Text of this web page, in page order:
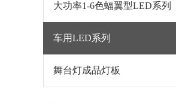
大功率1-6色蝠翼型LED系列
车用LED系列
舞台灯成品灯板